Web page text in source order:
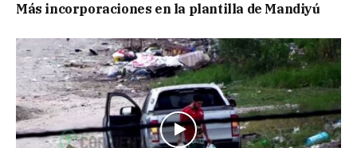
Más incorporaciones en la plantilla de Mandiyú